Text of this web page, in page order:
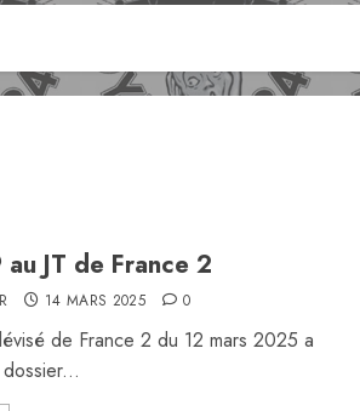
JT de France 2
14 MARS 2025 0
de France 2 du 12 mars 2025 a